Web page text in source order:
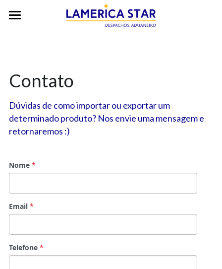
Serviços
Desembaraço Aduaneiro
Importação & Exportação
Armazenagem
Dúvidas
Contato
CN
Contato
Dúvidas de como importar ou exportar um
determinado produto? Nos envie uma mensagem e
retornaremos :)
Nome*
Email*
Telefone*
BLOG CATEGORIES